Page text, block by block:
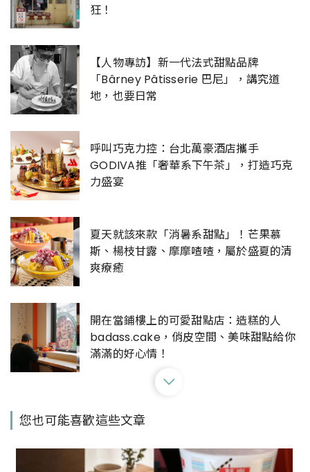
狂！
【人物專訪】新一代法式甜點品牌
「Bârney Pâtisserie 巴尼」，講究道
地，也要日常
呼叫巧克力控：台北萬豪酒店攜手
GODIVA推「奢華系下午茶」，打造巧克
力盛宴
夏天就該來款「消暑系甜點」！芒果慕
斯、楊枝甘露、摩摩喳喳，屬於盛夏的清
爽療癒
開在當鋪樓上的可愛甜點店：造糕的人
badass.cake，俏皮空間、美味甜點給你
滿滿的好心情！
哈利波特金探子蛋糕、寒舍艾美酸甜爽口
您也可能喜歡這些文章